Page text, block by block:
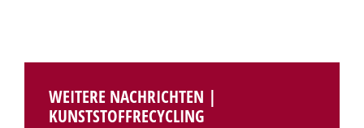
WEITERE NACHRICHTEN |
KUNSTSTOFFRECYCLING